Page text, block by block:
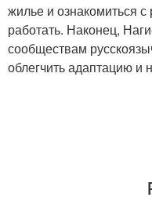
жилье и ознакомиться с
работать. Наконец,
сообществам
облегчить адаптацию и